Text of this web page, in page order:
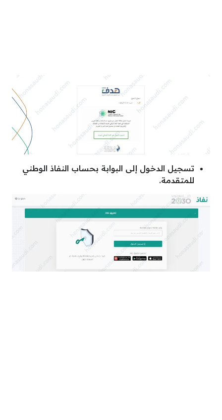
تسجيل الدخول إلى البوابة بحساب النفاذ الوطني
للمتقدمة.